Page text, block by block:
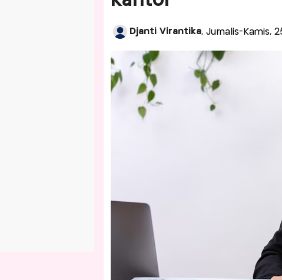
Djanti Virantika, Jurnalis-Kamis,